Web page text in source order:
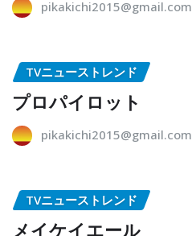
pikakichi2015@gmail.com
TVニューストレンド
プロパイロット
pikakichi2015@gmail.com
TVニューストレンド
メイケイエール